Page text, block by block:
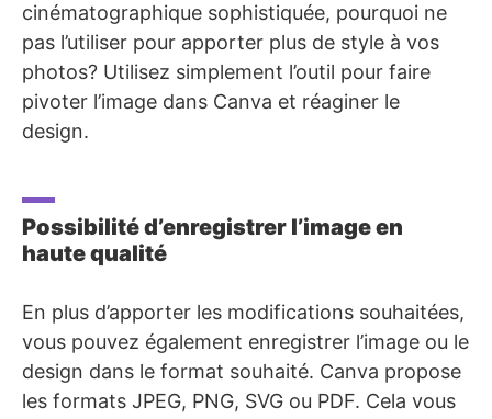
cinématographique sophistiquée, pourquoi ne
pas l’utiliser pour apporter plus de style à vos
photos? Utilisez simplement l’outil pour faire
pivoter l’image dans Canva et réaginer le
design.
Possibilité d’enregistrer l’image en
haute qualité
En plus d’apporter les modifications souhaitées,
vous pouvez également enregistrer l’image ou le
design dans le format souhaité. Canva propose
les formats JPEG, PNG, SVG ou PDF. Cela vous